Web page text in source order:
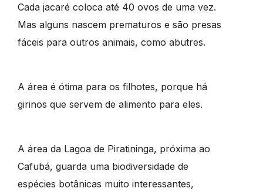
Cada jacaré coloca até 40 ovos de uma vez.
Mas alguns nascem prematuros e são presas
fáceis para outros animais, como abutres.
A área é ótima para os filhotes, porque há
girinos que servem de alimento para eles.
A área da Lagoa de Piratininga, próxima ao
Cafubá, guarda uma biodiversidade de
espécies botânicas muito interessantes,